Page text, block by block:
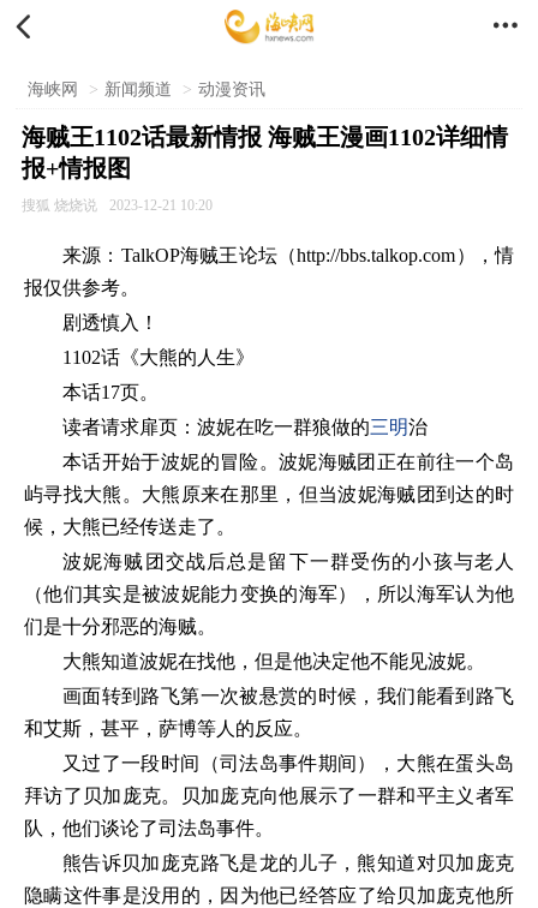
 
海峡网 > 新闻频道 > 动漫资讯
海贼王1102话最新情报 海贼王漫画1102详细情
报+情报图
搜狐 烧烧说 2023-12-21 10:20
来源：TalkOP海贼王论坛（http://bbs.talkop.com），情
报仅供参考。
剧透慎入！
1102话《大熊的人生》
本话17页。
读者请求扉页：波妮在吃一群狼做的三明治
本话开始于波妮的冒险。波妮海贼团正在前往一个岛
屿寻找大熊。大熊原来在那里，但当波妮海贼团到达的时
候，大熊已经传送走了。
波妮海贼团交战后总是留下一群受伤的小孩与老人
（他们其实是被波妮能力变换的海军），所以海军认为他
们是十分邪恶的海贼。
大熊知道波妮在找他，但是他决定他不能见波妮。
画面转到路飞第一次被悬赏的时候，我们能看到路飞
和艾斯，甚平，萨博等人的反应。
又过了一段时间（司法岛事件期间），大熊在蛋头岛
拜访了贝加庞克。贝加庞克向他展示了一群和平主义者军
队，他们谈论了司法岛事件。
熊告诉贝加庞克路飞是龙的儿子，熊知道对贝加庞克
隐瞒这件事是没用的，因为他已经答应了给贝加庞克他所